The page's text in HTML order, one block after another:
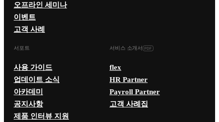
오프라인 세미나
이벤트
고객 사례
서포트
사용 가이드
업데이트 소식
아카데미
공지사항
제품 인터뷰 지원
서비스 소개서
flex
HR Partner
Payroll Partner
고객 사례집